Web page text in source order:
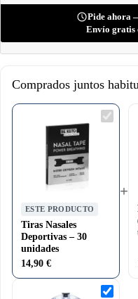
Pide ahora
Envío gratis
Comprados juntos
Tiras
ESTE PRODUCTO
Tiras Nasales
Deportivas – 30
unidades
14,90 €
+